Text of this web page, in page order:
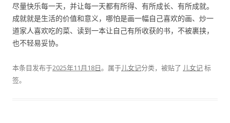
尽量快乐每一天，并让每一天都有所得、有所成长、有所成就。
成就就是生活的价值和意义，哪怕是画一幅自己喜欢的画、炒一
道家人喜欢吃的菜、读到一本让自己有所收获的书，不被裹挟，
也不轻易妥协。
本条目发布于2025年11月18日。属于儿女记分类，被贴了 儿女记标
签。